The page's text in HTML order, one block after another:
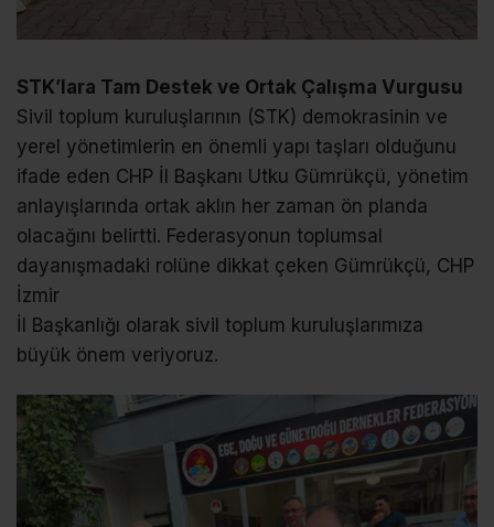
STK’lara Tam Destek ve Ortak Çalışma Vurgusu
Sivil toplum kuruluşlarının (STK) demokrasinin ve
yerel yönetimlerin en önemli yapı taşları olduğunu
ifade eden CHP İl Başkanı Utku Gümrükçü, yönetim
anlayışlarında ortak aklın her zaman ön planda
olacağını belirtti. Federasyonun toplumsal
dayanışmadaki rolüne dikkat çeken Gümrükçü, CHP
İzmir
İl Başkanlığı olarak sivil toplum kuruluşlarımıza
büyük önem veriyoruz.